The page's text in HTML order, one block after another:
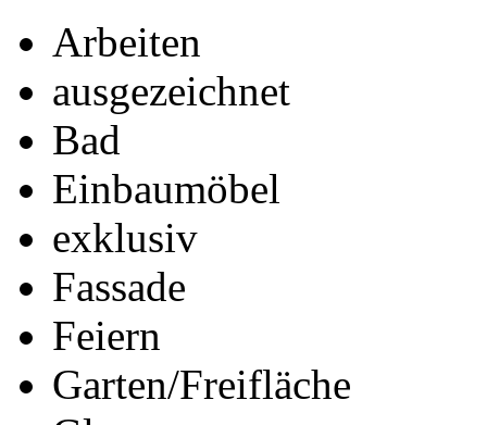
Arbeiten
ausgezeichnet
Bad
Einbaumöbel
exklusiv
Fassade
Feiern
Garten/Freifläche